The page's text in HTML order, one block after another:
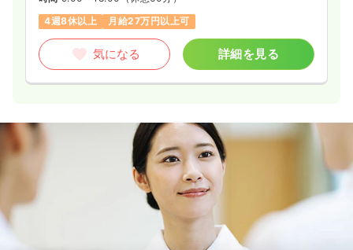
4週8休以上
月給27万円以上可
気になる 詳細を見る